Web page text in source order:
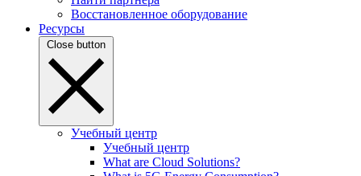
Восстановленное оборудование
Ресурсы
Close button
Учебный центр
Учебный центр
What are Cloud Solutions?